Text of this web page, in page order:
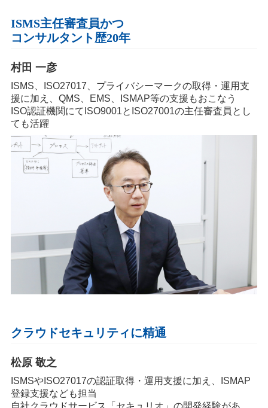
ISMS主任審査員かつ
コンサルタント歴20年
村田 一彦
ISMS、ISO27017、プライバシーマークの取得・運用支
援に加え、QMS、EMS、ISMAP等の支援もおこなう
ISO認証機関にてISO9001とISO27001の主任審査員とし
ても活躍
クラウドセキュリティに精通
松原 敬之
ISMSやISO27017の認証取得・運用支援に加え、ISMAP
登録支援なども担当
自社クラウドサービス「セキュリオ」の開発経験があ